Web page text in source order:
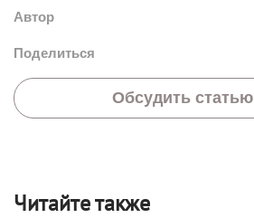
Автор
Поделиться
Обсудить статью
Читайте также